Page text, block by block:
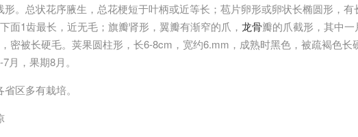
形。总状花序腋生，总花梗短于叶柄或近等长；苞片卵形或卵状长椭圆形，
面1齿最长，近无毛；旗瓣肾形，翼瓣有渐窄的爪， 龙骨瓣的爪截形，其中
密被长硬毛。荚果圆柱形，长6-8cm，宽约6.mm，成熟时黑色，被疏褐色长
月，果期8月。
区多有栽培。